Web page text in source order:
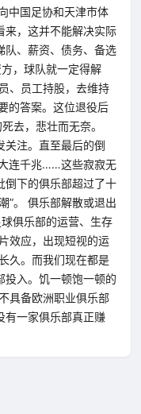
中国足协和天津市体
来，这并不能解决实际
队、薪资、债务、备选
，球队就一定得解
、员工持股，去维持
的答案。这位退役后
去，悲壮而无奈。
关注。直至最后的倒
连千兆……这些寂寂无
倒下的俱乐部超过了十
”。 俱乐部解散或退出
俱乐部的运营、生存
效应，出现短视的运
久。而我们现在都是
投入。饥一顿饱一顿的
具备欧洲职业俱乐部
有一家俱乐部真正赚